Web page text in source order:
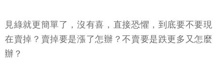
見綠就更簡單了，沒有喜，直接恐懼，到底要不要現
在賣掉？賣掉要是漲了怎辦？不賣要是跌更多又怎麼
辦？